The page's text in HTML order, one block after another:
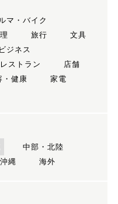
マ・バイク
旅行
文具
ビジネス
レストラン
店舗
・健康
家電
中部・北陸
縄 海外